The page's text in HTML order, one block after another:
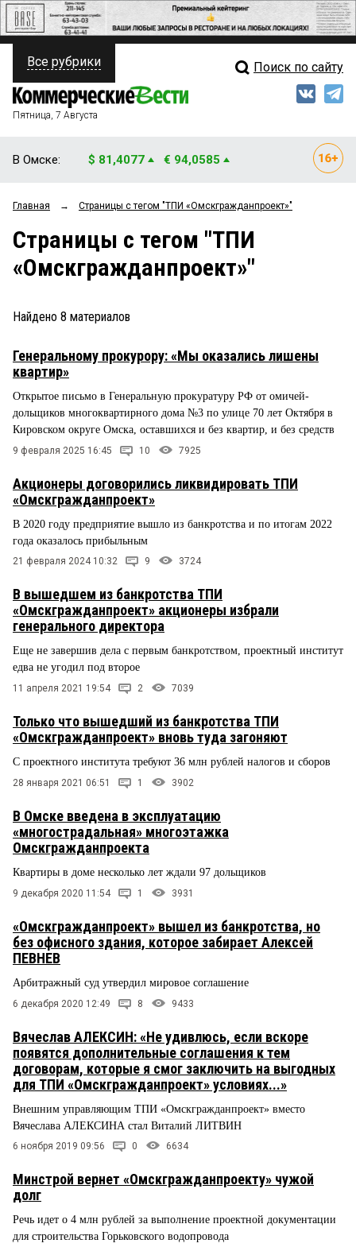
ПОЛИТИКА
ФИНАНСЫ
ОБЩЕСТВО
ЗАКОН
НОВОСТИ КОМПАНИЙ
ПРОИСШЕСТВИЯ
СТИЛЬ ЖИЗНИ
Свежий выпуск
Мнения
Рейтинги
Блоги
Все рубрики Поиск по сайту
Пятница, 7 Августа
В Омске: $ 81,4077 € 94,0585
Главная → Страницы c тегом "ТПИ «Омскгражданпроект»"
Страницы c тегом "ТПИ
«Омскгражданпроект»"
Найдено 8 материалов
Генеральному прокурору: «Мы оказались лишены
квартир»
Открытое письмо в Генеральную прокуратуру РФ от омичей-
дольщиков многоквартирного дома №3 по улице 70 лет Октября в
Кировском округе Омска, оставшихся и без квартир, и без средств
9 февраля 2025 16:45 10 7925
Акционеры договорились ликвидировать ТПИ
«Омскгражданпроект»
В 2020 году предприятие вышло из банкротства и по итогам 2022
года оказалось прибыльным
21 февраля 2024 10:32 9 3724
В вышедшем из банкротства ТПИ
«Омскгражданпроект» акционеры избрали
генерального директора
Еще не завершив дела с первым банкротством, проектный институт
едва не угодил под второе
11 апреля 2021 19:54 2 7039
Только что вышедший из банкротства ТПИ
«Омскгражданпроект» вновь туда загоняют
С проектного института требуют 36 млн рублей налогов и сборов
28 января 2021 06:51 1 3902
В Омске введена в эксплуатацию
«многострадальная» многоэтажка
Омскгражданпроекта
Квартиры в доме несколько лет ждали 97 дольщиков
9 декабря 2020 11:54 1 3931
«Омскгражданпроект» вышел из банкротства, но
без офисного здания, которое забирает Алексей
ПЕВНЕВ
Арбитражный суд утвердил мировое соглашение
6 декабря 2020 12:49 8 9433
Вячеслав АЛЕКСИН: «Не удивлюсь, если вскоре
появятся дополнительные соглашения к тем
договорам, которые я смог заключить на выгодных
для ТПИ «Омскгражданпроект» условиях...»
Внешним управляющим ТПИ «Омскгражданпроект» вместо
Вячеслава АЛЕКСИНА стал Виталий ЛИТВИН
6 ноября 2019 09:56 0 6634
Минстрой вернет «Омскгражданпроекту» чужой
долг
Речь идет о 4 млн рублей за выполнение проектной документации
для строительства Горьковского водопровода